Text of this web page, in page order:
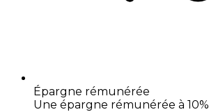
Épargne rémunérée
Une épargne rémunérée à 10%